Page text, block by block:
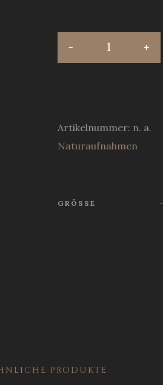
Artikelnummer: n. a.
Naturaufnahmen
GRÖSSE
PRODUKTE